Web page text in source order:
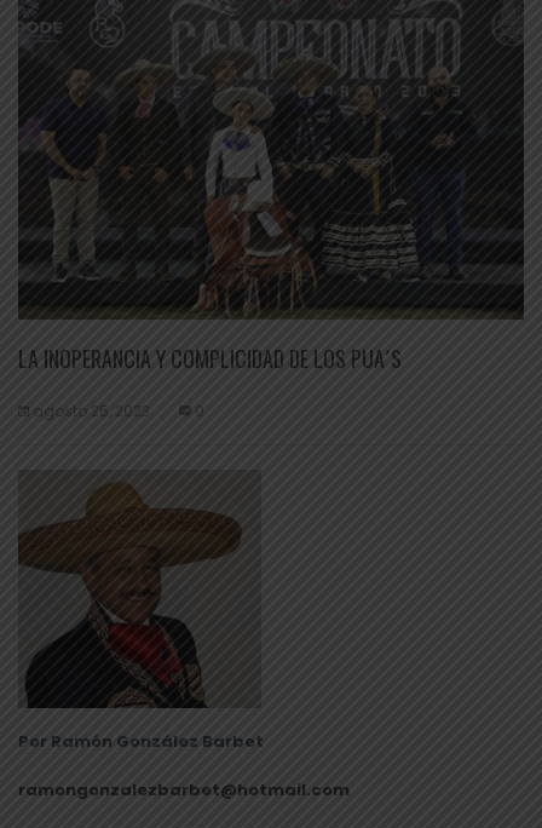
LA INOPERANCIA Y COMPLICIDAD DE LOS PUA´S
agosto 25, 2023 0
Por Ramón González Barbet
ramongonzalezbarbet@hotmail.com